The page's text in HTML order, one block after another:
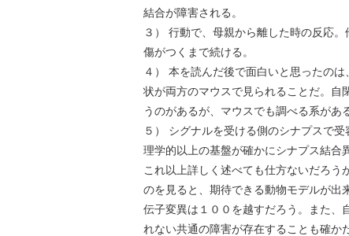
結合が障害される。
３） 行動で、母親から離した時の反応
傷がつくまで続ける。
４） 本を読んだ後で面白いと思ったの
状が両方のマウスで見られることだ。自
うのがあるが、マウスでも調べる系があ
５） シグナルを受ける側のシナプスで
理学的以上の基盤が確かにシナプス結合
これ以上詳しく述べても仕方ないだろう
のを見ると、期待できる動物モデルが出
伝子変異は１００を越すだろう。また、
れない共通の障害が存在することも確か